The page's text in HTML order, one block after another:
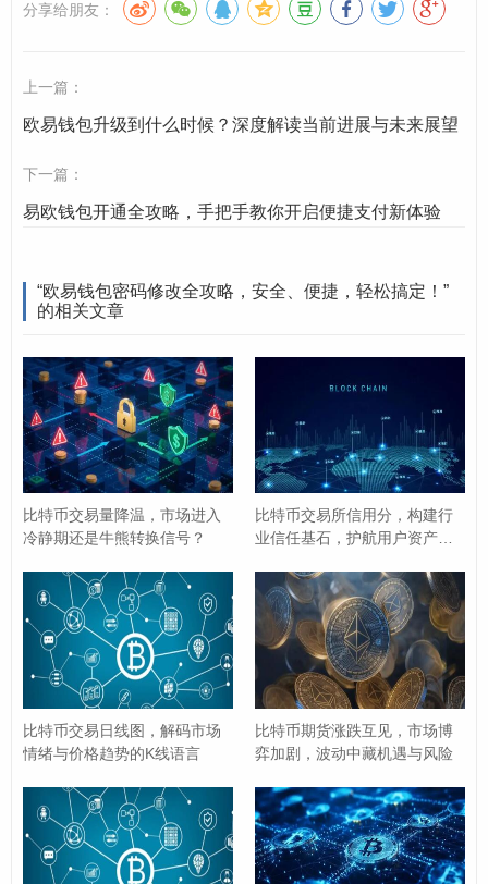
进入“我的”或“设置”页面 ：在App主界面，通常点击右
心或设置菜单。
找到“安全中心”或“账户安全”选项：在“我的”或“设置”
户安全”、“安全设置”等，点击进入。
选择“修改密码”
：在安全中心页面，您会看到“修改密
验证身份：为了确保是您本人在操作，系统会要求您
原密码验证：输入您当前的登录密码。
生物识别验证：如指纹识别或面容识别（如果您的
设备支持并已开启）。
谷歌验证器/邮箱验证
：根据您之前设置的安全验证
方式进行二次验证。
输入新密码：身份验证通过后，系统会引导您输入新
密码，请按照密码复杂度要求设置一个足够强的新密
码（通常要求包含大小写字母、数字及特殊符号，长
度不少于8位）。
确认新密码：再次输入您设置的新密码，以确保输入
无误。
修改，系统通常会提示密码修改成功。
(二) 欧易钱包（浏览器插件版）密码修改步骤：
分享给朋友：
上一篇：
欧易钱包升级到什么时候？深度解读当前进展与未来展望
下一篇：
易欧钱包开通全攻略，手把手教你开启便捷支付新体验
“欧易钱包密码修改全攻略，安全、便捷，轻松搞定！”
的相关文章
比特币交易量降温，市场进入
冷静期还是牛熊转换信号？
比特币交易所信用分，构建行
业信任基石，护航用户资产安
比特币交易日线图，解码市场
情绪与价格趋势的K线语言
比特币期货涨跌互见，市场博
弈加剧，波动中藏机遇与风险